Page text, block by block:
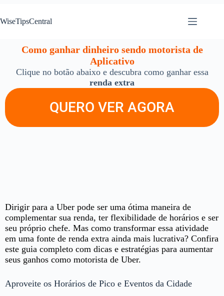
WiseTipsCentral
Como ganhar dinheiro sendo motorista de
Aplicativo
Clique no botão abaixo e descubra como ganhar essa
renda extra
QUERO VER AGORA
Dirigir para a Uber pode ser uma ótima maneira de
complementar sua renda, ter flexibilidade de horários e ser
seu próprio chefe. Mas como transformar essa atividade
em uma fonte de renda extra ainda mais lucrativa? Confira
este guia completo com dicas e estratégias para aumentar
seus ganhos como motorista de Uber.
Aproveite os Horários de Pico e Eventos da Cidade